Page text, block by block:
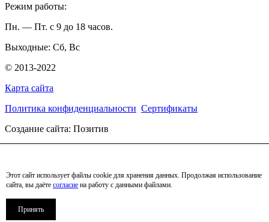
Режим работы:
Пн. — Пт. с 9 до 18 часов.
Выходные: Сб, Вс
© 2013-2022
Карта сайта
Политика конфиденциальности Сертификаты
Создание сайта: Позитив
Имя
Телефон
Согласен с
Этот сайт использует файлы cookie для хранения данных. Продолжая использование
сайта, вы даёте согласие на работу с данными файлами.
Принять